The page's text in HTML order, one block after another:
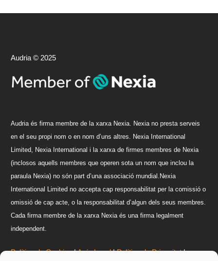
Audria © 2025
Audria és firma membre de la xarxa Nexia. Nexia no presta serveis
en el seu propi nom o en nom d’uns altres. Nexia International
Limited, Nexia International i la xarxa de firmes membres de Nexia
(inclosos aquells membres que operen sota un nom que inclou la
paraula Nexia) no són part d’una associació mundial.Nexia
International Limited no accepta cap responsabilitat per la comissió o
omissió de cap acte, o la responsabilitat d’algun dels seus membres.
Cada firma membre de la xarxa Nexia és una firma legalment
independent.
Política de Cookies|Avís Legal|Política de Privacitat|